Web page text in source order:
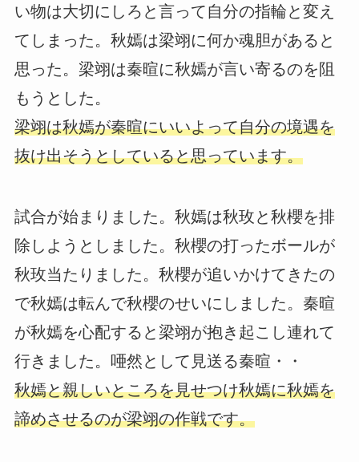
い物は大切にしろと言って自分の指輪と変え
てしまった。秋嫣は梁翊に何か魂胆があると
思った。梁翊は秦暄に秋嫣が言い寄るのを阻
もうとした。
梁翊は秋嫣が秦暄にいいよって自分の境遇を
抜け出そうとしていると思っています。
試合が始まりました。秋嫣は秋玫と秋櫻を排
除しようとしました。秋櫻の打ったボールが
秋玫当たりました。秋櫻が追いかけてきたの
で秋嫣は転んで秋櫻のせいにしました。秦暄
が秋嫣を心配すると梁翊が抱き起こし連れて
行きました。唖然として見送る秦暄・・
秋嫣と親しいところを見せつけ秋嫣に秋嫣を
諦めさせるのが梁翊の作戦です。